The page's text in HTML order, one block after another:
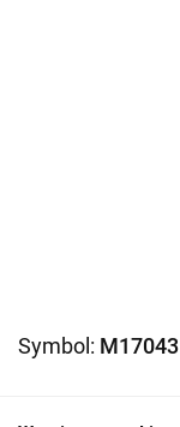
Symbol: M17043